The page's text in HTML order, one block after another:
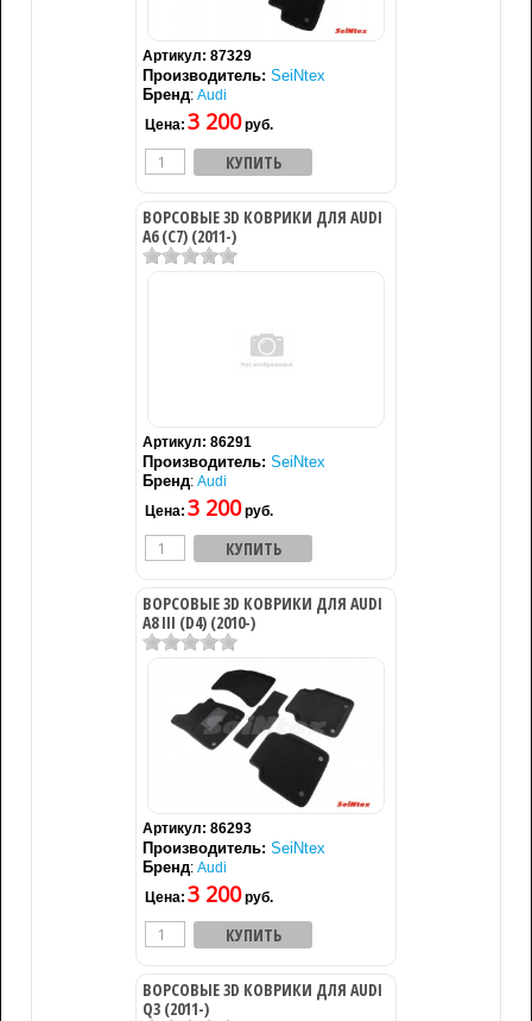
Артикул: 87329
Производитель: SeiNtex
Бренд: Audi
Цена: 3 200руб.
ВОРСОВЫЕ 3D КОВРИКИ ДЛЯ AUDI
A6 (C7) (2011-)
Артикул: 86291
Производитель: SeiNtex
Бренд: Audi
Цена: 3 200руб.
ВОРСОВЫЕ 3D КОВРИКИ ДЛЯ AUDI
A8 III (D4) (2010-)
Артикул: 86293
Производитель: SeiNtex
Бренд: Audi
Цена: 3 200руб.
ВОРСОВЫЕ 3D КОВРИКИ ДЛЯ AUDI
Q3 (2011-)